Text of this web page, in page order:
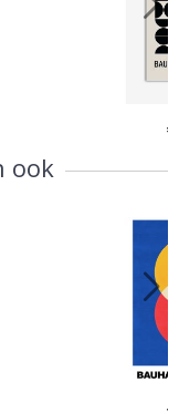
ook